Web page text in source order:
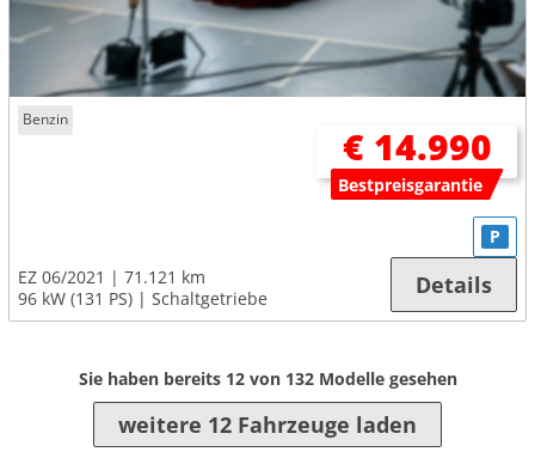
Benzin
€ 14.990
Bestpreisgarantie
EZ 06/2021
71.121 km
96 kW (131 PS)
Schaltgetriebe
P
Details
Sie haben bereits 12von 132Modelle gesehen
weitere 12 Fahrzeuge laden